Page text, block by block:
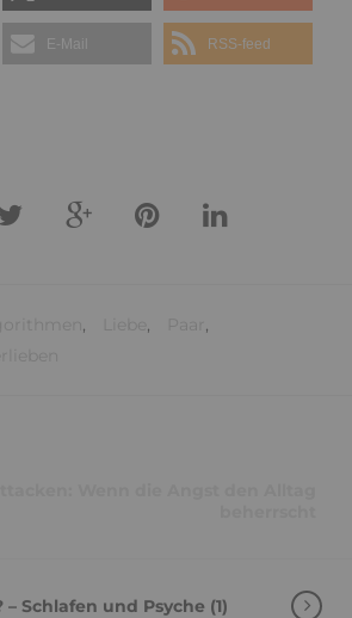
E-Mail RSS-feed
Schlafen und Psyche (1)